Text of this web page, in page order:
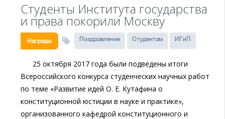
Студенты Института государства
и права покорили Москву
Награды Поздравление Студентам ИГиП
25 октября 2017 года были подведены итоги
Всероссийского конкурса студенческих научных работ
по теме «Развитие идей О. Е. Кутафина о
конституционной юстиции в науке и практике»,
организованного кафедрой конституционного и